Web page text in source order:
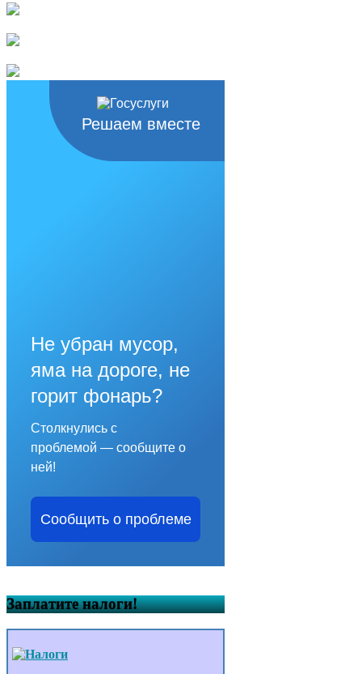
Решаем вместе
Не убран мусор,
яма на дороге, не
горит фонарь?
Столкнулись с
проблемой — сообщите о
ней!
Сообщить о проблеме
Заплатите налоги!